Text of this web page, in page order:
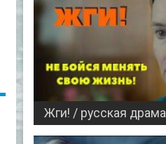
Жги! / русская драма